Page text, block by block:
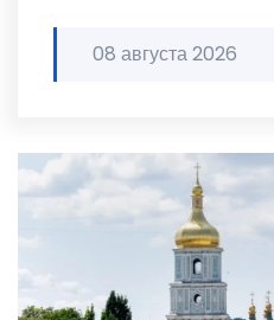
08 августа 2026